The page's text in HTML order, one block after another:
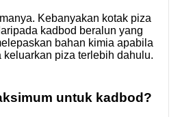
Kebanyakan kotak piza
kadbod beralun yang
bahan kimia apabila
piza terlebih dahulu.
untuk kadbod?